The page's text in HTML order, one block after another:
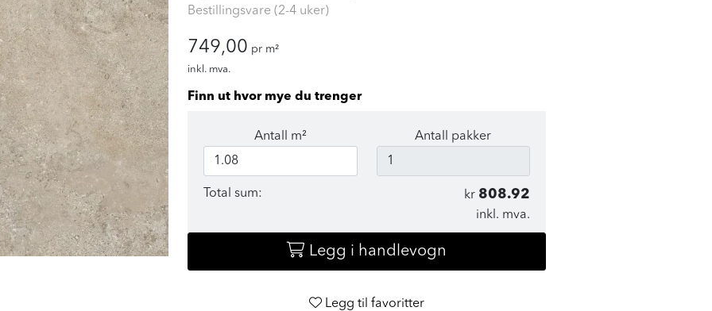
Bestillingsvare (2-4 uker)
749,00 pr m²
inkl. mva.
Finn ut hvor mye du trenger
Antall m² Antall pakker
Total sum: kr 808.92
inkl. mva.
Legg i handlevogn
Legg til favoritter